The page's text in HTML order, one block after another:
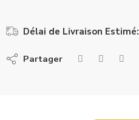
Délai de Livraison Estimé:
Partager